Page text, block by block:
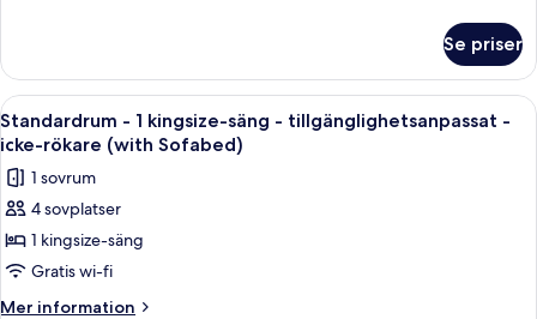
tillgänglighetsanpassat
badkar
-
queensize-
sängar
tillgänglighetsanpassat
Se priser
Öppna
alla
foton
för
Standardrum
-
1
kingsize-
Standardrum - 1 kingsize-säng -
4
Standardrum - 1 kingsize-säng - tillgänglighetsanpassat -
icke-rökare (with Sofabed)
1 sovrum
4 sovplatser
1 kingsize-säng
Gratis wi-fi
Mer information
Mer